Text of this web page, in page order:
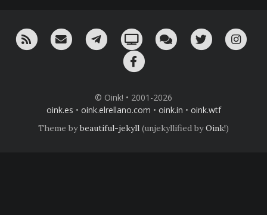
RSS ¡Mándame un email!¡Nuestro canal en Telegram!
Oink! TV Charla con nosotros
Twitter
© Oink! • 2001-2026
oink.es • oink.elrellano.com • oink.in • oink.wtf
Theme bybeautiful-jekyll (unjekyllified byOink!)